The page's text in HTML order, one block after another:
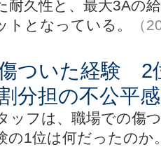
耐久性と、最大3Aの
となっている。
（
ついた経験 2
分担の不公平
ッフは、職場での傷
の1位は何だったのか